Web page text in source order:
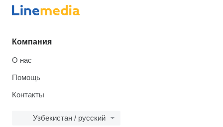
Компания
О нас
Помощь
Контакты
Узбекистан / русский